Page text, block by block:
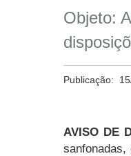
Objeto:
Publicação:
AVISO DE